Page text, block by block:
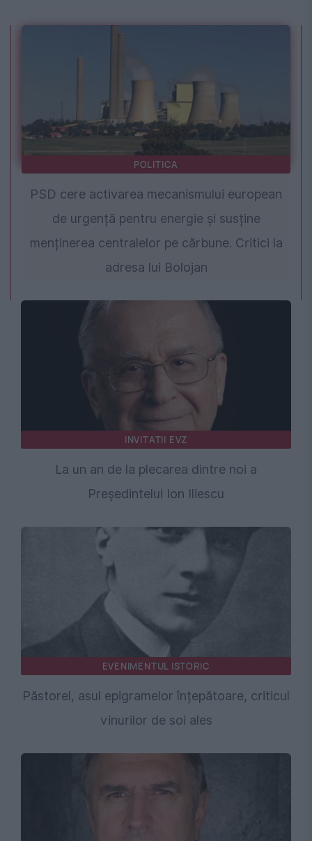
POLITICA
PSD cere activarea mecanismului european
de urgență pentru energie și susține
menținerea centralelor pe cărbune. Critici la
adresa lui Bolojan
INVITATII EVZ
La un an de la plecarea dintre noi a
Președintelui Ion Iliescu
EVENIMENTUL ISTORIC
Păstorel, asul epigramelor înțepătoare, criticul
vinurilor de soi ales